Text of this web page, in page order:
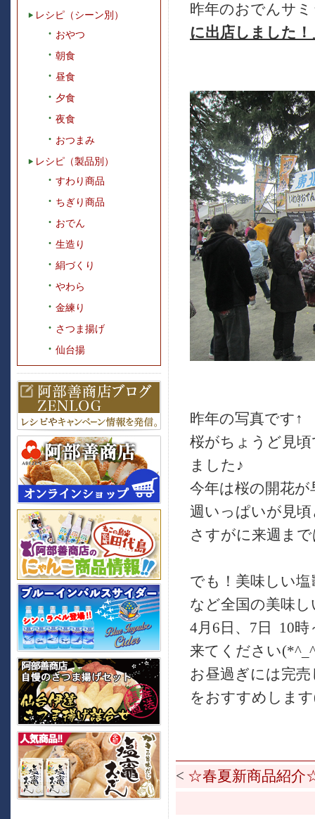
レシピ（シーン別）
おやつ
朝食
昼食
夕食
夜食
おつまみ
レシピ（製品別）
すわり商品
ちぎり商品
おでん
生造り
絹づくり
やわら
金練り
さつま揚げ
仙台揚
昨年のおでんサ
に出店しました！
昨年の写真です↑
桜がちょうど見
ました♪
今年は桜の開花
週いっぱいが見
さすがに来週ま
でも！美味しい
など全国の美味
4月6日、7日 10
来てください
お昼過ぎには完
をおすすめします
< ☆春夏新商品紹